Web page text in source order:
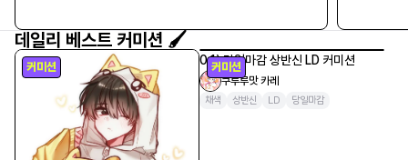
데일리 베스트 커미션 🖌️
커미션 커미션